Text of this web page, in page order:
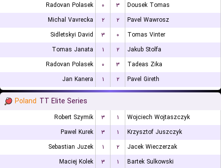
Radovan Polasek
۰ ۳
Dousek Tomas
Michal Vavrecka
۲ ۲
Pavel Wawrosz
Sidletskyi David
۳ ۰
Tomas Vinter
Tomas Janata
۱ ۲
Jakub Stolfa
Radovan Polasek
۰ ۳
Tadeas Zika
Jan Kanera
۱ ۲ Pavel Gireth
Poland TT Elite Series
Robert Szymik ۳ ۱
Wojciech Wojtaszczyk
Pawel Kurek
۳ ۱
Krzysztof Juszczyk
Sebastian Juzek
۱ ۲
Jacek Wieczerzak
Maciej Kolek
۳ ۱
Bartek Sulkowski